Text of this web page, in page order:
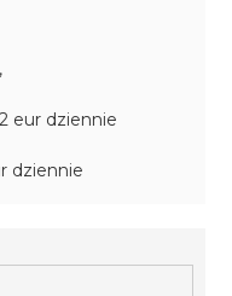
eur dziennie
dziennie